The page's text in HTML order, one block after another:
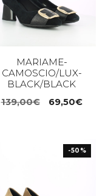
MARIAME-
CAMOSCIO/LUX-
BLACK/BLACK
139,00€
Il
139,00€.
69,50€Il
-50%